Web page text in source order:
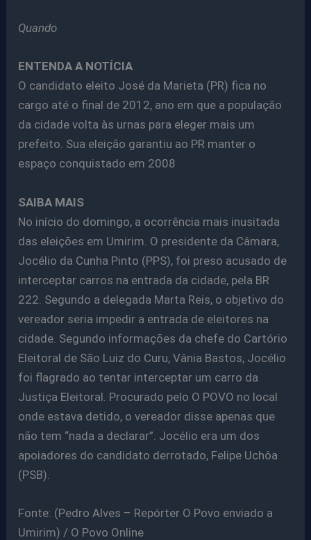
Quando
ENTENDA A NOTÍCIA
O candidato eleito José da Marieta (PR) fica no
cargo até o final de 2012, ano em que a população
da cidade volta às urnas para eleger mais um
prefeito. Sua eleição garantiu ao PR manter o
espaço conquistado em 2008
SAIBA MAIS
No início do domingo, a ocorrência mais inusitada
das eleições em Umirim. O presidente da Câmara,
Jocélio da Cunha Pinto (PPS), foi preso acusado de
interceptar carros na entrada da cidade, pela BR
222. Segundo a delegada Marta Reis, o objetivo do
vereador seria impedir a entrada de eleitores na
cidade. Segundo informações da chefe do Cartório
Eleitoral de São Luiz do Curu, Vânia Bastos, Jocélio
foi flagrado ao tentar interceptar um carro da
Justiça Eleitoral. Procurado pelo O POVO no local
onde estava detido, o vereador disse apenas que
não tem “nada a declarar”. Jocélio era um dos
apoiadores do candidato derrotado, Felipe Uchôa
(PSB).
Fonte: (Pedro Alves – Repórter O Povo enviado a
Umirim) / O Povo Online